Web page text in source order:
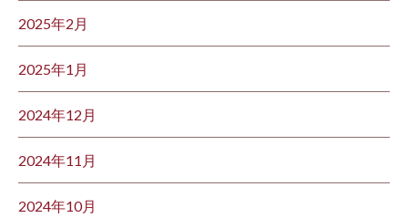
2025年2月
2025年1月
2024年12月
2024年11月
2024年10月